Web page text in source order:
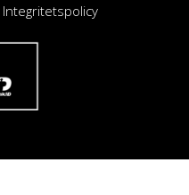
Integritetspolicy